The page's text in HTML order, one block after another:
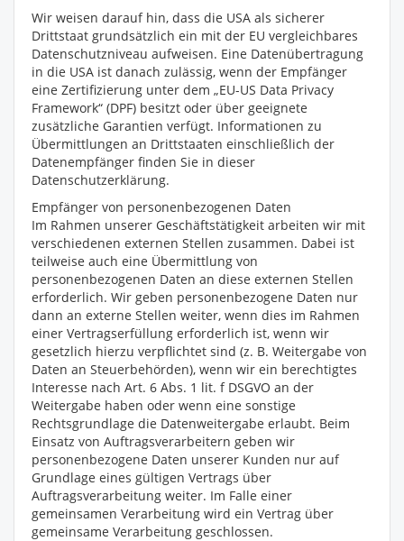
Wir weisen darauf hin, dass die USA als sicherer
Drittstaat grundsätzlich ein mit der EU vergleichbares
Datenschutzniveau aufweisen. Eine Datenübertragung
in die USA ist danach zulässig, wenn der Empfänger
eine Zertifizierung unter dem „EU-US Data Privacy
Framework“ (DPF) besitzt oder über geeignete
zusätzliche Garantien verfügt. Informationen zu
Übermittlungen an Drittstaaten einschließlich der
Datenempfänger finden Sie in dieser
Datenschutzerklärung.
Empfänger von personenbezogenen Daten
Im Rahmen unserer Geschäftstätigkeit arbeiten wir mit
verschiedenen externen Stellen zusammen. Dabei ist
teilweise auch eine Übermittlung von
personenbezogenen Daten an diese externen Stellen
erforderlich. Wir geben personenbezogene Daten nur
dann an externe Stellen weiter, wenn dies im Rahmen
einer Vertragserfüllung erforderlich ist, wenn wir
gesetzlich hierzu verpflichtet sind (z. B. Weitergabe von
Daten an Steuerbehörden), wenn wir ein berechtigtes
Interesse nach Art. 6 Abs. 1 lit. f DSGVO an der
Weitergabe haben oder wenn eine sonstige
Rechtsgrundlage die Datenweitergabe erlaubt. Beim
Einsatz von Auftragsverarbeitern geben wir
personenbezogene Daten unserer Kunden nur auf
Grundlage eines gültigen Vertrags über
Auftragsverarbeitung weiter. Im Falle einer
gemeinsamen Verarbeitung wird ein Vertrag über
gemeinsame Verarbeitung geschlossen.